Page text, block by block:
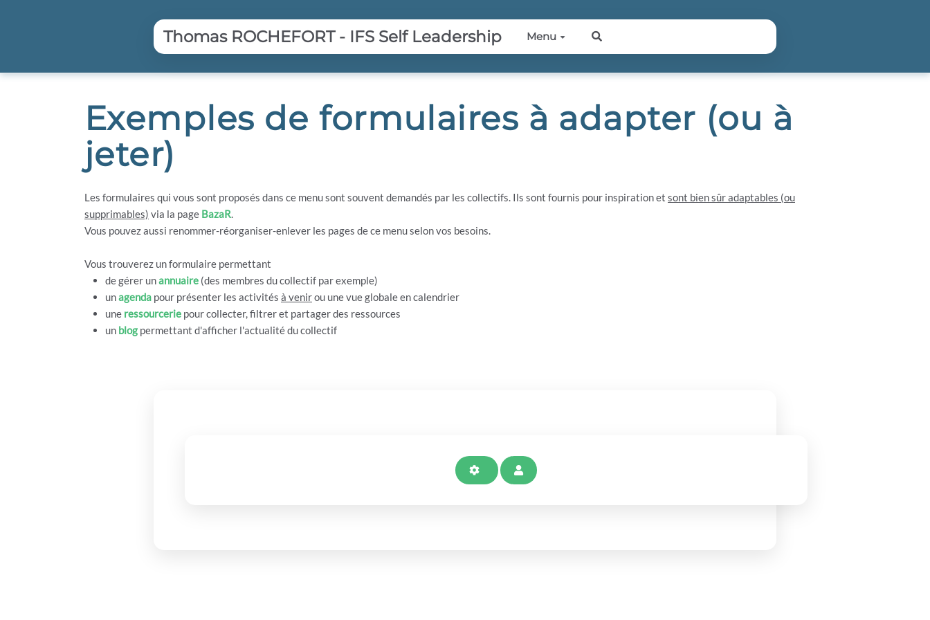
Thomas ROCHEFORT - IFS Self Leadership Menu
Exemples de formulaires à adapter (ou à
jeter)
Les formulaires qui vous sont proposés dans ce menu sont souvent demandés par les collectifs. Ils sont fournis pour inspiration et sont bien sûr adaptables (ou
supprimables) via la page BazaR.
Vous pouvez aussi renommer-réorganiser-enlever les pages de ce menu selon vos besoins.
Vous trouverez un formulaire permettant
de gérer unannuaire (des membres du collectif par exemple)
unagenda pour présenter les activités à venirou une vue globale en calendrier
une ressourcerie pour collecter, filtrer et partager des ressources
un blog permettant d'afficher l'actualité du collectif